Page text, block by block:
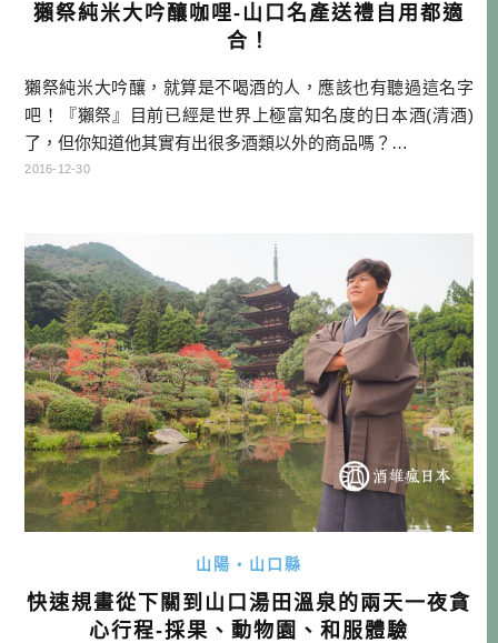
獺祭純米大吟釀咖哩-山口名產送禮自用都適
合！
獺祭純米大吟釀，就算是不喝酒的人，應該也有聽過這名字
吧！『獺祭』目前已經是世界上極富知名度的日本酒(清酒)
了，但你知道他其實有出很多酒類以外的商品嗎？…
2016-12-30
山陽・山口縣
快速規畫從下關到山口湯田溫泉的兩天一夜貪
心行程-採果、動物園、和服體驗